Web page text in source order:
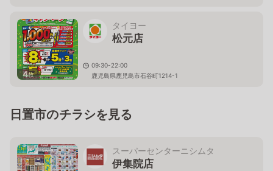
4枚
タイヨー
松元店
09:30-22:00
鹿児島県鹿児島市石谷町1214-1
日置市のチラシを見る
スーパーセンターニシムタ
伊集院店